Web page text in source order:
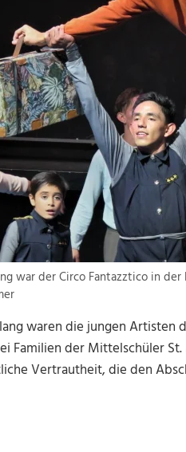
war der Circo Fantazztico in
waren die jungen Artisten
Familien der Mittelschüler
Vertrautheit, die den